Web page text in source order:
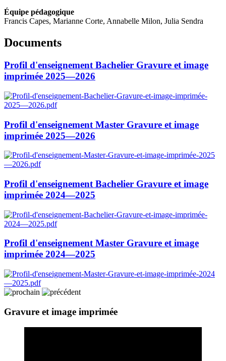
Équipe pédagogique
Francis Capes, Marianne Corte, Annabelle Milon, Julia Sendra
Documents
Profil d'enseignement Bachelier Gravure et image
imprimée 2025—2026
Profil d'enseignement Master Gravure et image
imprimée 2025—2026
Profil d'enseignement Bachelier Gravure et image
imprimée 2024—2025
Profil d'enseignement Master Gravure et image
imprimée 2024—2025
Gravure et image imprimée